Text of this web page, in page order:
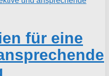
für eine